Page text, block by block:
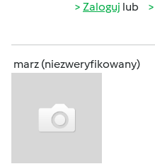
Zaloguj lub
marz (niezweryfikowany)